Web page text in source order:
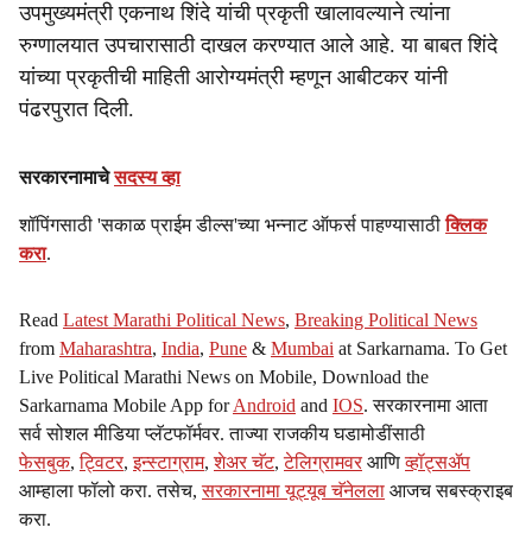
उपमुख्यमंत्री एकनाथ शिंदे यांची प्रकृती खालावल्याने त्यांना
रुग्णालयात उपचारासाठी दाखल करण्यात आले आहे. या बाबत शिंदे
यांच्या प्रकृतीची माहिती आरोग्यमंत्री म्हणून आबीटकर यांनी
पंढरपुरात दिली.
सरकारनामाचेसदस्य व्हा
शॉपिंगसाठी 'सकाळ प्राईम डील्स'च्या भन्नाट ऑफर्स पाहण्यासाठीक्लिक
करा.
Read Latest Marathi Political News, Breaking Political News
from Maharashtra, India, Pune & Mumbai at Sarkarnama. To Get
Live Political Marathi News on Mobile, Download the
Sarkarnama Mobile App forAndroid and IOS. सरकारनामा आता
सर्व सोशल मीडिया प्लॅटफॉर्मवर. ताज्या राजकीय घडामोडींसाठी
फेसबुक,ट्विटर,इन्स्टाग्राम,शेअर चॅट,टेलिग्रामवर आणिव्हॉट्सॲप
आम्हाला फॉलो करा. तसेच,सरकारनामा यूट्यूब चॅनेलला आजच सबस्क्राइब
करा.